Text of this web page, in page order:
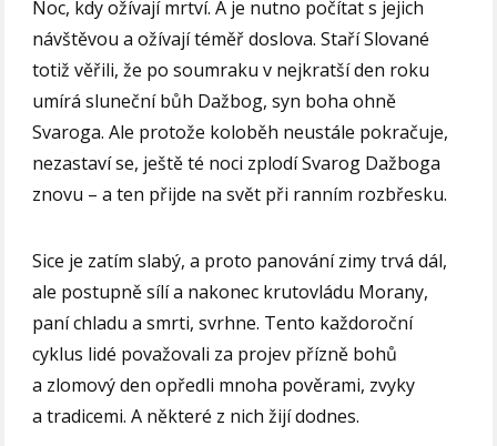
Noc, kdy ožívají mrtví. A je nutno počítat s jejich
návštěvou a ožívají téměř doslova. Staří Slované
totiž věřili, že po soumraku v nejkratší den roku
umírá sluneční bůh Dažbog, syn boha ohně
Svaroga. Ale protože koloběh neustále pokračuje,
nezastaví se, ještě té noci zplodí Svarog Dažboga
znovu – a ten přijde na svět při ranním rozbřesku.
Sice je zatím slabý, a proto panování zimy trvá dál,
ale postupně sílí a nakonec krutovládu Morany,
paní chladu a smrti, svrhne. Tento každoroční
cyklus lidé považovali za projev přízně bohů
a zlomový den opředli mnoha pověrami, zvyky
a tradicemi. A některé z nich žijí dodnes.